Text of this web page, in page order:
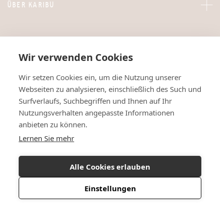
Wir verwenden Cookies
Wir setzen Cookies ein, um die Nutzung unserer
Webseiten zu analysieren, einschließlich des Such und
Surfverlaufs, Suchbegriffen und Ihnen auf Ihr
Nutzungsverhalten angepasste Informationen
anbieten zu können.
Lernen Sie mehr
Alle Cookies erlauben
Einstellungen
ÜBER KARIBU